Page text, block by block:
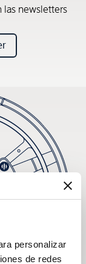
personalizar
de redes
las newsletters